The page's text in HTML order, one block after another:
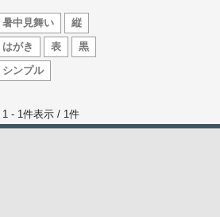
暑中見舞い
縦
はがき
表
黒
シンプル
1 - 1件表示 / 1件